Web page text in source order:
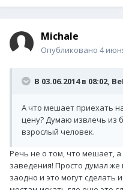
Michale
Опубликовано 4
В 03.06.2014 в 08:02,
А что мешает приехать
цену? Думаю извлечь из
взрослый человек.
Речь не о том, что мешает, а
заведения! Просто думал же
заодно и это могут сделать